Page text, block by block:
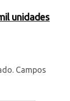
unidades
Campos